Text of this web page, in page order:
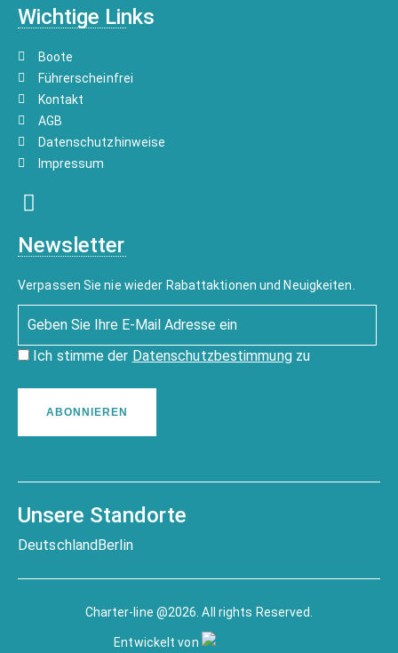
Wichtige Links
Boote
Führerscheinfrei
Kontakt
AGB
Datenschutzhinweise
Impressum
Newsletter
Verpassen Sie nie wieder Rabattaktionen und Neuigkeiten.
Ich stimme der Datenschutzbestimmungzu
ABONNIEREN
Unsere Standorte
Deutschland Berlin
Charter-line @2026. All rights Reserved.
Entwickelt von